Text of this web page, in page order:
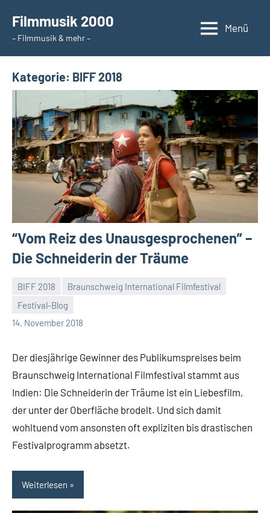
Inhalt
springen
Filmmusik 2000
– Filmmusik & mehr –
Menü
Kategorie: BIFF 2018
“Vom Reiz des Unausgesprochenen” –
Die Schneiderin der Träume
BIFF 2018
Braunschweig International Filmfestival
Festival-Blog
14. November 2018
Mike
Rumpf
Keine
Kommentare
Der diesjährige Gewinner des Publikumspreises beim
Braunschweig International Filmfestival stammt aus
Indien: Die Schneiderin der Träume ist ein Liebesfilm,
der unter der Oberfläche brodelt. Und sich damit
wohltuend vom ansonsten oft expliziten bis drastischen
Festivalprogramm absetzt.
Weiterlesen